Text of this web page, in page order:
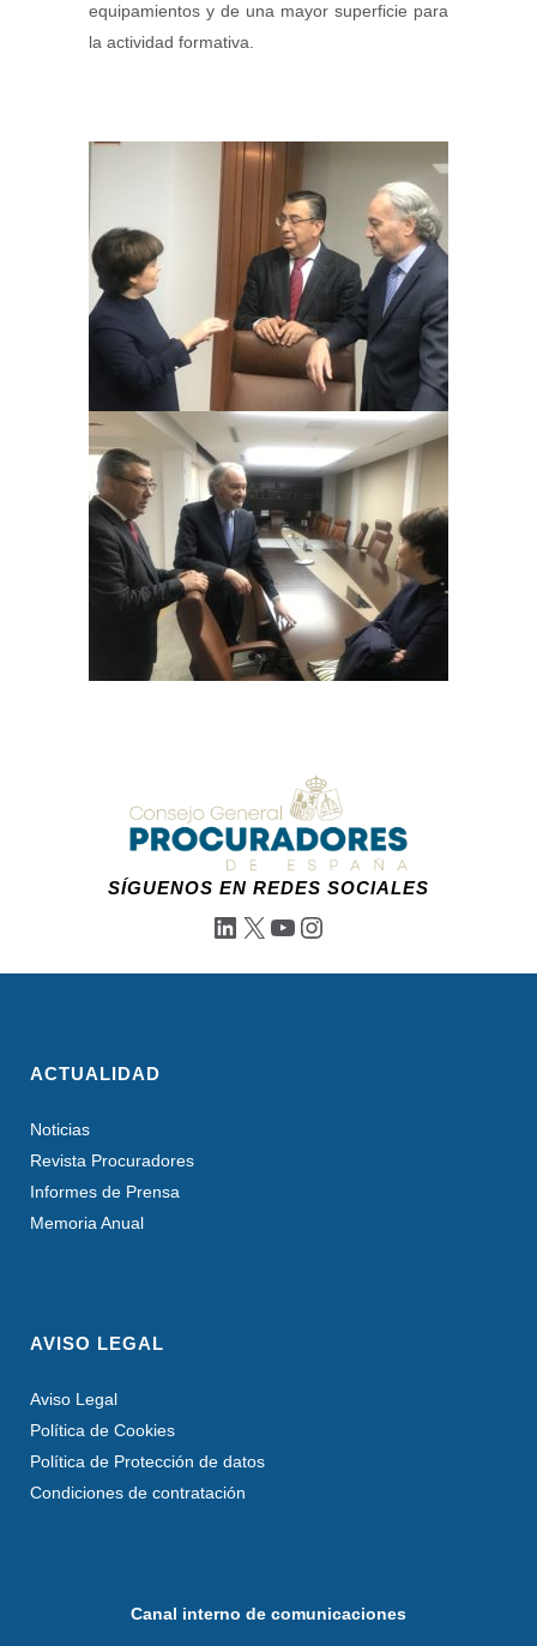
equipamientos y de una mayor superficie para
la actividad formativa.
SÍGUENOS EN REDES SOCIALES
LinkedIn
X YouTube
Instagram
ACTUALIDAD
Noticias
Revista Procuradores
Informes de Prensa
Memoria Anual
AVISO LEGAL
Aviso Legal
Política de Cookies
Política de Protección de datos
Condiciones de contratación
Canal interno de comunicaciones